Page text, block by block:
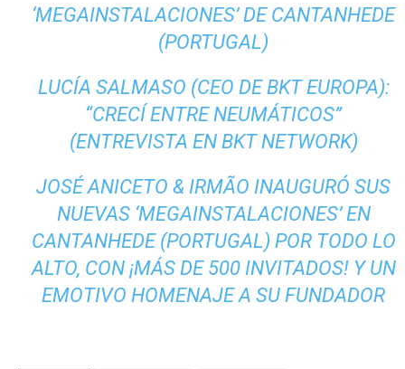
‘MEGAINSTALACIONES’ DE CANTANHEDE
(PORTUGAL)
LUCÍA SALMASO (CEO DE BKT EUROPA):
“CRECÍ ENTRE NEUMÁTICOS”
(ENTREVISTA EN BKT NETWORK)
JOSÉ ANICETO & IRMÃO INAUGURÓ SUS
NUEVAS ‘MEGAINSTALACIONES’ EN
CANTANHEDE (PORTUGAL) POR TODO LO
ALTO, CON ¡MÁS DE 500 INVITADOS! Y UN
EMOTIVO HOMENAJE A SU FUNDADOR